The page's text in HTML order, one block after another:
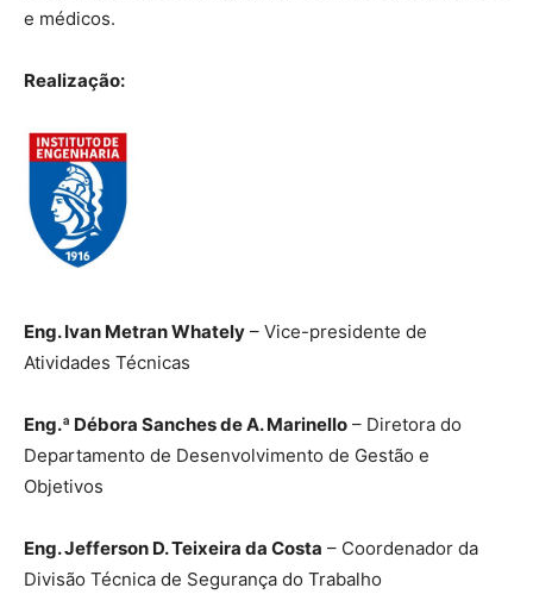
e médicos.
Realização:
Eng. Ivan Metran Whately – Vice-presidente de
Atividades Técnicas
Eng.ª Débora Sanches de A. Marinello – Diretora do
Departamento de Desenvolvimento de Gestão e
Objetivos
Eng. Jefferson D. Teixeira da Costa – Coordenador da
Divisão Técnica de Segurança do Trabalho